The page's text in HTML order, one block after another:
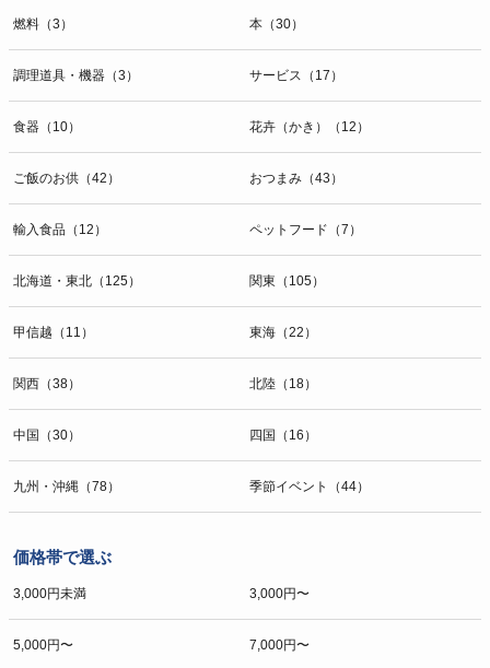
ＦＡＸ：047-401-6847
燃料（3） 本（30）
調理道具・機器（3） サービス（17）
食器（10） 花卉（かき）（12）
ご飯のお供（42） おつまみ（43）
輸入食品（12） ペットフード（7）
北海道・東北（125） 関東（105）
甲信越（11） 東海（22）
関西（38） 北陸（18）
中国（30） 四国（16）
九州・沖縄（78） 季節イベント（44）
価格帯で選ぶ
3,000円未満 3,000円〜
5,000円〜 7,000円〜